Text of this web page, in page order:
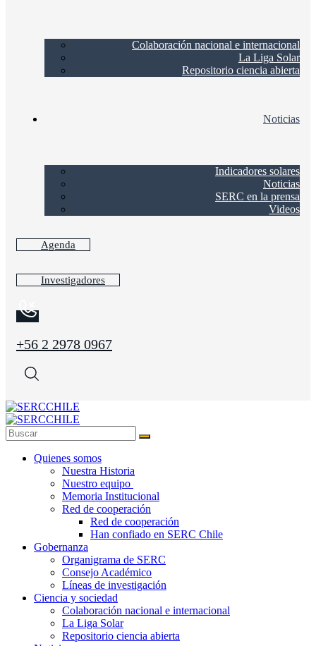
Colaboración nacional e internacional
La Liga Solar
Repositorio ciencia abierta
Noticias
Indicadores solares
Noticias
SERC en la prensa
Videos
Agenda
Investigadores
+56 2 2978 0967
Quienes somos
Nuestra Historia
Nuestro equipo
Memoria Institucional
Red de cooperación
Red de cooperación
Han confiado en SERC Chile
Gobernanza
Organigrama de SERC
Consejo Académico
Líneas de investigación
Ciencia y sociedad
Colaboración nacional e internacional
La Liga Solar
Repositorio ciencia abierta